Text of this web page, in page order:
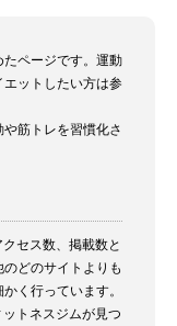
ページです。運動
ットしたい方は参
筋トレを習慣化さ
セス数、掲載数と
どのサイトよりも
く行っています。
トネスジムが見つ